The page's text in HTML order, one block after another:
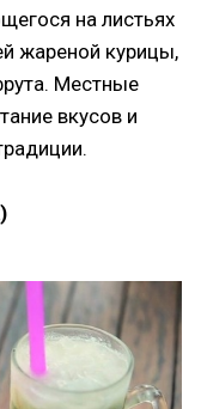
на листьях
жареной курицы,
Местные
вкусов и